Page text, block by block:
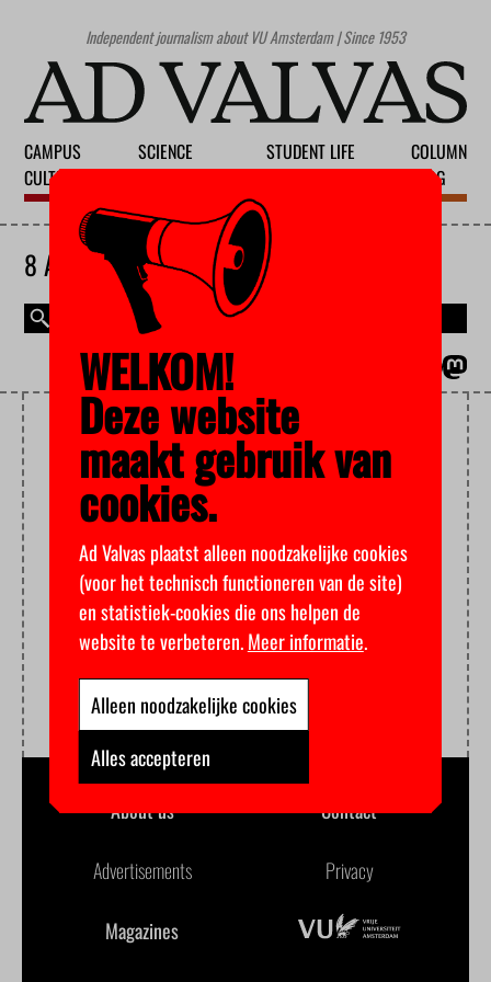
Independent journalism about VU Amsterdam | Since 1953
CAMPUS
CULTURE
SCIENCE
STUDENT LIFE
COLUMN
BLOG
8 AUGUST 2026
MAGAZINE
EDUCATION CUTS
About us Contact
Advertisements Privacy
Magazines
WELKOM!
Deze website
maakt gebruik van
cookies.
Ad Valvas plaatst alleen noodzakelijke cookies
(voor het technisch functioneren van de site)
en statistiek-cookies die ons helpen de
website te verbeteren.Meer informatie.
Alleen noodzakelijke cookies
Alles accepteren